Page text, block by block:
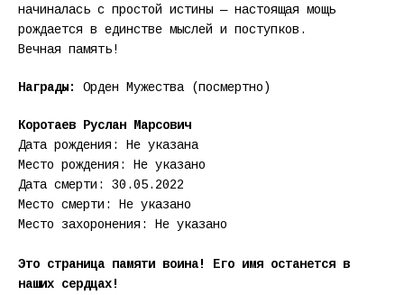
начиналась с простой истины — настоящая мощь
рождается в единстве мыслей и поступков.
Вечная память!
Награды: Орден Мужества (посмертно)
Коротаев Руслан Марсович
Дата рождения: Не указана
Место рождения: Не указано
Дата смерти: 30.05.2022
Место смерти: Не указано
Место захоронения: Не указано
Это страница памяти воина! Его имя останется в
наших сердцах!